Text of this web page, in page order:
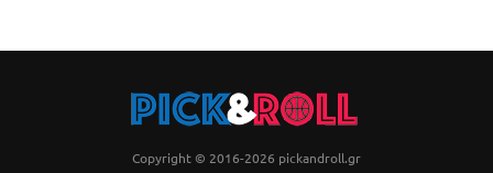
Copyright © 2016-2026 pickandroll.gr